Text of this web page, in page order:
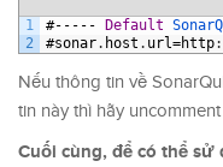
1
2
#----- Default
#sonar. host . url=http:
Nếu thông tin về
tin này thì hãy
Cuối cùng, để có thể sử